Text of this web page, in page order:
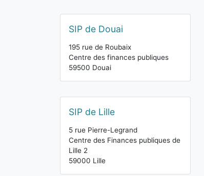
SIP de Douai
195 rue de Roubaix
Centre des finances publiques
59500 Douai
SIP de Lille
5 rue Pierre-Legrand
Centre des Finances publiques de
Lille 2
59000 Lille